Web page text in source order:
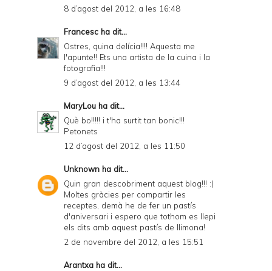
8 d’agost del 2012, a les 16:48
Francesc ha dit...
Ostres, quina delícia!!!! Aquesta me
l'apunte!! Ets una artista de la cuina i la
fotografia!!!
9 d’agost del 2012, a les 13:44
MaryLou ha dit...
Què bo!!!!! i t'ha surtit tan bonic!!!
Petonets
12 d’agost del 2012, a les 11:50
Unknown ha dit...
Quin gran descobriment aquest blog!!! :)
Moltes gràcies per compartir les
receptes, demà he de fer un pastís
d'aniversari i espero que tothom es llepi
els dits amb aquest pastís de llimona!
2 de novembre del 2012, a les 15:51
Arantxa ha dit...